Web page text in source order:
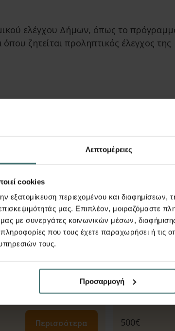
Λεπτομέρειες
cookies
εξατομίκευση περιεχομένου και διαφημίσεων,
μας. Επιπλέον, μοιραζόμαστε
μας με συνεργάτες κοινωνικών μέσων,
που τους έχετε παραχωρήσει ή τις
τους.
Προσαρμογή
ελέγχου Δήμων, όπως το
ζητείται προληπτικός έλεγχος της
ΚΑΝ.ΕΠΕ.
Περισσότερα 500€